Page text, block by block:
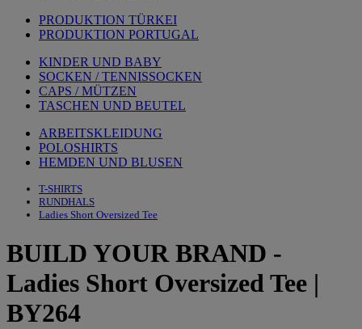
PRODUKTION TÜRKEI
PRODUKTION PORTUGAL
KINDER UND BABY
SOCKEN / TENNISSOCKEN
CAPS / MÜTZEN
TASCHEN UND BEUTEL
ARBEITSKLEIDUNG
POLOSHIRTS
HEMDEN UND BLUSEN
T-SHIRTS
RUNDHALS
Ladies Short Oversized Tee
BUILD YOUR BRAND -
Ladies Short Oversized Tee |
BY264